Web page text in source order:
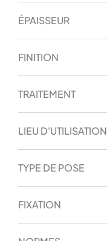
ÉPAISSEUR
FINITION
TRAITEMENT
LIEU D'UTILISATION
TYPE DE POSE
FIXATION